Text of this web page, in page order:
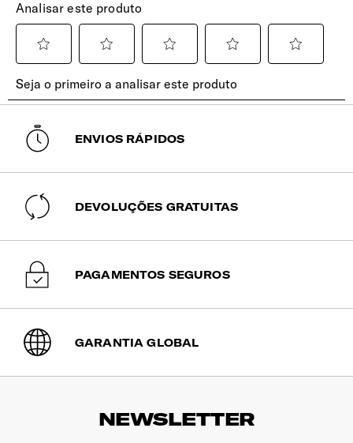
pós-consumo 100% reciclados. O tecido exterior e o forro
interior são feitos com o equivalente a 26 garrafas PET
(0,5l - 20g).
EXTERIOR
Etiqueta de Identificação
Sim
Bolsos Exteriores
Alça | Ombro
Ajustável e removível.
Permite o transporte na pega extensível da mala de viagem.
Fecho de Correr
Expresso Aéreo
(6 a 10 dias úteis)
30.00€
Selecione este método para entrega rápida
nas Ilhas dos Açores e Madeira. A sua
dias úteis.
Encomendas pagas até às 15h têm previsão
hora, serão expedidas no dia útil seguinte.
ENVIOS RÁPIDOS
DEVOLUÇÕES GRATUITAS
PAGAMENTOS SEGUROS
GARANTIA GLOBAL
NEWSLETTER